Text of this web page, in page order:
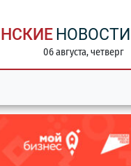
НОВОСТИ
06 августа, четверг